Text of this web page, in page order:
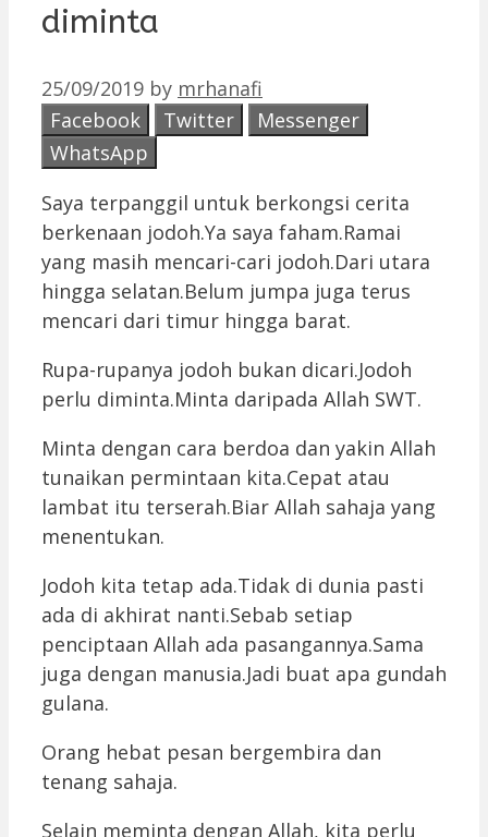
diminta
25/09/2019 by mrhanafi
Facebook
Twitter
Messenger
WhatsApp
Saya terpanggil untuk berkongsi cerita
berkenaan jodoh.Ya saya faham.Ramai
yang masih mencari-cari jodoh.Dari utara
hingga selatan.Belum jumpa juga terus
mencari dari timur hingga barat.
Rupa-rupanya jodoh bukan dicari.Jodoh
perlu diminta.Minta daripada Allah SWT.
Minta dengan cara berdoa dan yakin Allah
tunaikan permintaan kita.Cepat atau
lambat itu terserah.Biar Allah sahaja yang
menentukan.
Jodoh kita tetap ada.Tidak di dunia pasti
ada di akhirat nanti.Sebab setiap
penciptaan Allah ada pasangannya.Sama
juga dengan manusia.Jadi buat apa gundah
gulana.
Orang hebat pesan bergembira dan
tenang sahaja.
Selain meminta dengan Allah, kita perlu